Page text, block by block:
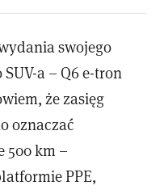
swojego
a – Q6 e-tron
że zasięg
oznaczać
500 km –
PPE,